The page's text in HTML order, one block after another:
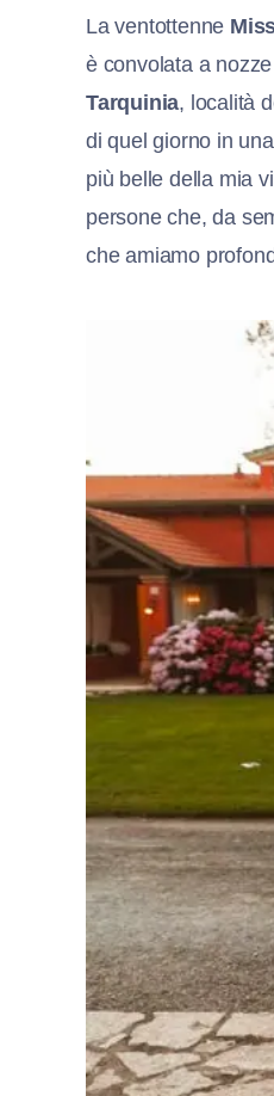
La ventottenne
è convolata a
Tarquinia, località
di quel giorno in
più belle della mia
persone che, da
che amiamo